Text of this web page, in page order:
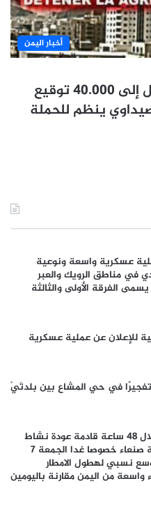
أخبار اليمن
حملة الصمود والتحدي تصل إلى 40.000 توقيع
ينظم للحملة
عسكرية واسعة ونوعية
في مناطق الرويك والعبر
الفرقة الأولى والثالثة
للإعلان عن عملية عسكرية
تفجيرًا في حي المشاع بين بلدتَيْ
الفلكي عدنان الشوافي: متوقع خلال 48 ساعة قادمة عودة نشاط
الأمطار على اجزاء واسعة من الامانة صنعاء خصوصا غدا الجمعة 7
توسع نسبي لهطول الامطار
واسعة من اليمن مقارنة باليومين